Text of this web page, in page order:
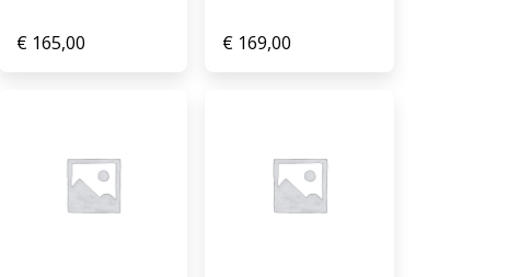
€165,00 € 169,00